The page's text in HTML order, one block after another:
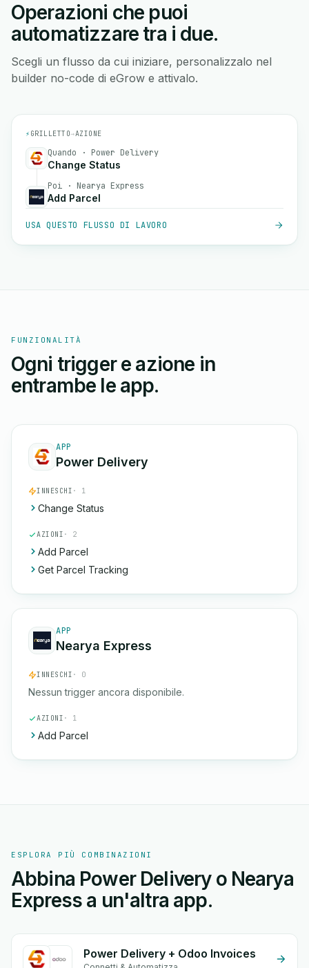
Operazioni che puoi
automatizzare tra i due.
Scegli un flusso da cui iniziare, personalizzalo nel
builder no-code di eGrow e attivalo.
⚡ GRILLETTO→AZIONE
Quando · Power Delivery
Change Status
Poi · Nearya Express
Add Parcel
USA QUESTO FLUSSO DI LAVORO
FUNZIONALITÀ
Ogni trigger e azione in
entrambe le app.
APP
Power Delivery
INNESCHI · 1
Change Status
AZIONI · 2
Add Parcel
Get Parcel Tracking
APP
Nearya Express
INNESCHI · 0
Nessun trigger ancora disponibile.
AZIONI · 1
Add Parcel
ESPLORA PIÙ COMBINAZIONI
Abbina Power Delivery o Nearya
Express a un'altra app.
Power Delivery + Odoo Invoices